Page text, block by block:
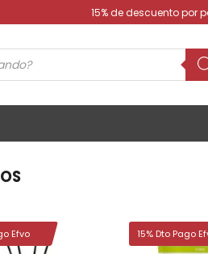
15% de descuento por
Efvo 15% Dto Pago